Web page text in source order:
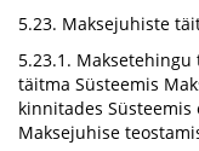
5.23. Maksejuhiste
5.23.1.
täitma Süsteemis
kinnitades
Maksejuhise